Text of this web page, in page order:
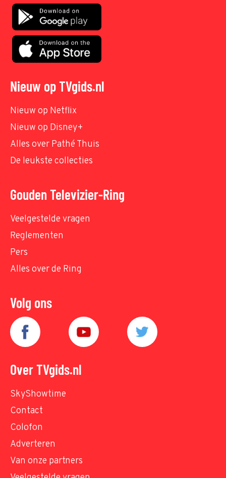
Nieuw op TVgids.nl
Nieuw op Netflix
Nieuw op Disney+
Alles over Pathé Thuis
De leukste collecties
Gouden Televizier-Ring
Veelgestelde vragen
Reglementen
Pers
Alles over de Ring
Volg ons
Over TVgids.nl
SkyShowtime
Contact
Colofon
Adverteren
Van onze partners